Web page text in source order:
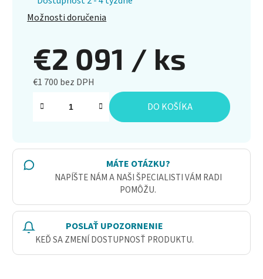
Možnosti doručenia
€2 091 / ks
€1 700 bez DPH
Jednotková cena:
DO KOŠÍKA
MÁTE OTÁZKU?
NAPÍŠTE NÁM A NAŠI ŠPECIALISTI VÁM RADI
POMÔŽU.
POSLAŤ UPOZORNENIE
KEĎ SA ZMENÍ DOSTUPNOSŤ PRODUKTU.